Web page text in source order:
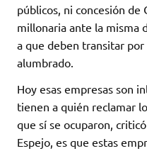
públicos, ni concesión de
millonaria ante la misma
a que deben transitar por
alumbrado.
Hoy esas empresas son
tienen a quién reclamar
que sí se ocuparon,
Espejo, es que estas